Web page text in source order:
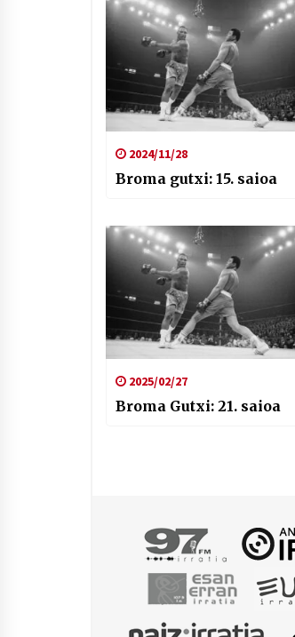
2024/11/28
Broma gutxi: 15. saioa
2025/02/27
Broma Gutxi: 21. saioa